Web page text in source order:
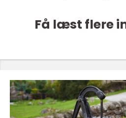
Få læst flere